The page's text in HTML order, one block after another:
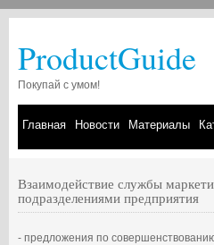
ProductGuide
Покупай с умом!
Главная Новости Материалы
Взаимодействие службы
подразделениями предприятия
- предложения по